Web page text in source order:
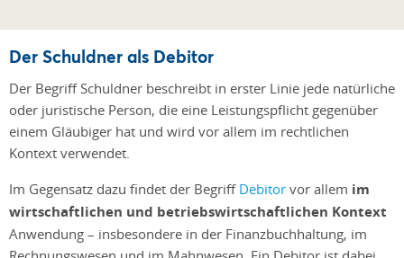
Der Schuldner als Debitor
Der Begriff Schuldner beschreibt in erster Linie jede natürliche
oder juristische Person, die eine Leistungspflicht gegenüber
einem Gläubiger hat und wird vor allem im rechtlichen
Kontext verwendet.
Im Gegensatz dazu findet der Begriff Debitor vor allem im
wirtschaftlichen und betriebswirtschaftlichen Kontext
Anwendung – insbesondere in der Finanzbuchhaltung, im